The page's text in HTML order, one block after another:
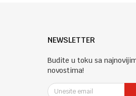
NEWSLETTER
Budite u toku sa
novostima!